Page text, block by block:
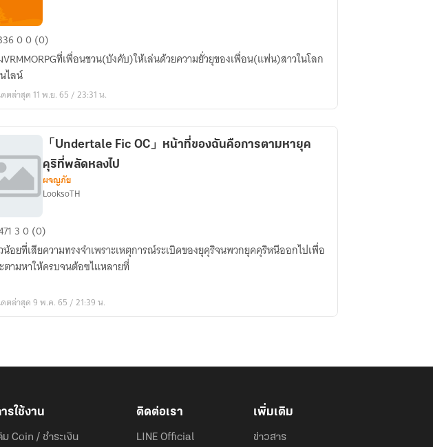
ม
ม
00 (0)
VRMMORPGที่เพื่อนชวน(บังคับ)​ให้เล่นด้วยความยั่วยุของเพื่อน(แฟน)​สาวในโลก
ไลน์​
ตล่าสุด 11 พ.ย. 65 / 23:31 น.
」
าที่
「Undertale Fic OC」หน้าที่ของฉันคือการตามหายุค
คุริที่พลัดหลงไป
ผจญภัย
LooksoTH
30 (0)
น้อยที่เสียความทรงจำเพราะเหตุการณ์​ระเบิดของยุคุริจนพวกยุคคุริหนีออกไปเพื่อ
ตามหาให้ครบจนต้อฃไแหลายที่
ตล่าสุด 9 พ.ค. 65 / 21:39 น.
รใช้งาน
ม Coin / ชำระเงิน
ติดต่อเรา
LINE Official
เพิ่มเติม
ข่าวสาร